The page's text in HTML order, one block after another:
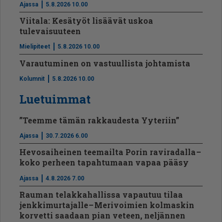
Ajassa 5.8.2026 10.00
Viitala: Kesätyöt lisäävät uskoa
tulevaisuuteen
Mielipiteet 5.8.2026 10.00
Varautuminen on vastuullista johtamista
Kolumnit 5.8.2026 10.00
Luetuimmat
”Teemme tämän rakkaudesta Yyteriin”
Ajassa 30.7.2026 6.00
Hevosaiheinen teemailta Porin raviradalla –
koko perheen tapahtumaan vapaa pääsy
Ajassa 4.8.2026 7.00
Rauman telakkahallissa vapautuu tilaa
jenkkimurtajalle – Merivoimien kolmaskin
korvetti saadaan pian veteen, neljännen